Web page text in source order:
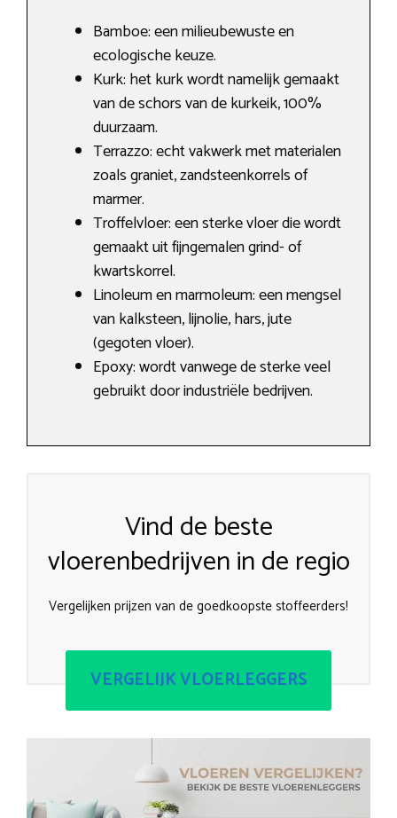
Bamboe: een milieubewuste en
ecologische keuze.
Kurk: het kurk wordt namelijk gemaakt
van de schors van de kurkeik, 100%
duurzaam.
Terrazzo: echt vakwerk met materialen
zoals graniet, zandsteenkorrels of
marmer.
Troffelvloer: een sterke vloer die wordt
gemaakt uit fijngemalen grind- of
kwartskorrel.
Linoleum en marmoleum: een mengsel
van kalksteen, lijnolie, hars, jute
(gegoten vloer).
Epoxy: wordt vanwege de sterke veel
gebruikt door industriële bedrijven.
Vind de beste
vloerenbedrijven in de regio
Vergelijken prijzen van de goedkoopste stoffeerders!
VERGELIJK VLOERLEGGERS